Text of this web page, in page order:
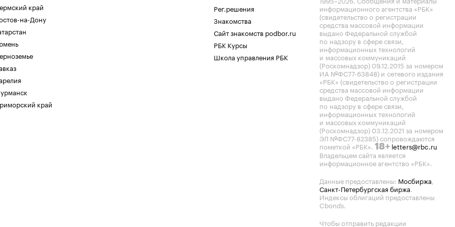
край
на-Дону
край
Рег.решения
Знакомства
Сайт знакомств podbor.ru
РБК Курсы
Школа управления РБК
информационного агентства «РБК»
(свидетельство о регистрации
средства массовой информации
выдано Федеральной службой
по надзору в сфере связи,
информационных технологий
и массовых коммуникаций
(Роскомнадзор) 09.12.2015 за номером
ИА №ФС77-63848) и сетевого издания
«РБК» (свидетельство о регистрации
средства массовой информации
выдано Федеральной службой
по надзору в сфере связи,
информационных технологий
и массовых коммуникаций
(Роскомнадзор) 03.12.2021 за номером
ЭЛ №ФС77-82385) сопровождаются
пометкой «РБК». 18+ letters@rbc.ru
Владельцем сайта является
информационное агентство «РБК».
Данные предоставлены: Мосбиржа,
Санкт-Петербургская биржа.
Индексы облигаций предоставлены
Cbonds.
Чтобы отправить редакции